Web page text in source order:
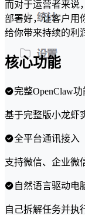
而对于运营者来说
部署好，让客户用
给你带来持续的利
核心功能
完整OpenClaw功
基于完整版小龙虾
全平台通讯接入
支持微信、企业微
自然语言驱动电
自己拆解任务并执